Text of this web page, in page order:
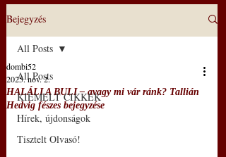
Bejegyzés
All Posts
KIEMELT CIKKEK
Hírek, újdonságok
Tisztelt Olvasó!
All Posts
HALÁLI A BULI ‒ avagy mi vár ránk? Tallián
Hedvig fészes bejegyzése
dombi52
2025. nov. 2.